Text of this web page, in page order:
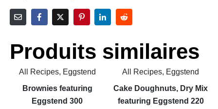
Produits similaires
All Recipes, Eggstend
Brownies featuring
Eggstend 300
All Recipes, Eggstend
Cake Doughnuts, Dry Mix
featuring Eggstend 220